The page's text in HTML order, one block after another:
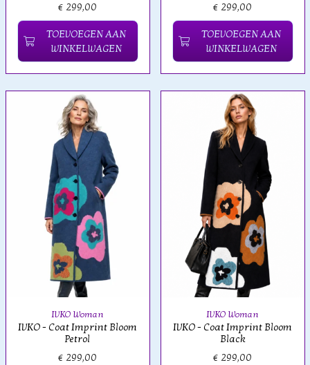
€ 299,00
TOEVOEGEN AAN
WINKELWAGEN
€ 299,00
TOEVOEGEN AAN
WINKELWAGEN
IVKO Woman
IVKO - Coat Imprint Bloom
Petrol
€ 299,00
IVKO Woman
IVKO - Coat Imprint Bloom
Black
€ 299,00